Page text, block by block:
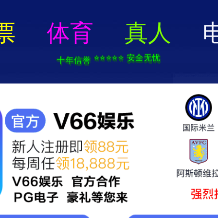
关于我们 服务项目 技术支持 轮毂电镀加工中心 新闻中心 联